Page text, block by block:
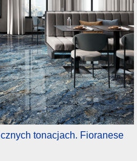
tonacjach. Fioranese